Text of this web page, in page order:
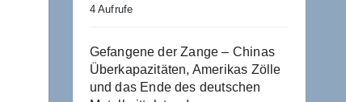
4 Aufrufe
Gefangene der Zange – Chinas
Überkapazitäten, Amerikas Zölle
und das Ende des deutschen